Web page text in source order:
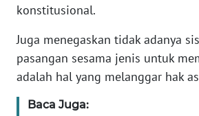
konstitusional.
Juga menegaskan tidak adanya
pasangan sesama jenis untuk
adalah hal yang melanggar hak
Baca Juga:
INDEKS
BERITA
KONTAK